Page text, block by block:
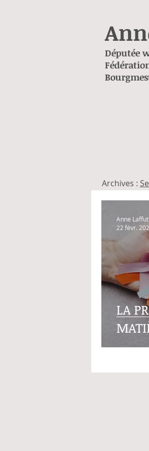
Députée
Archives :
LA
Anne Laffut
22 févr.